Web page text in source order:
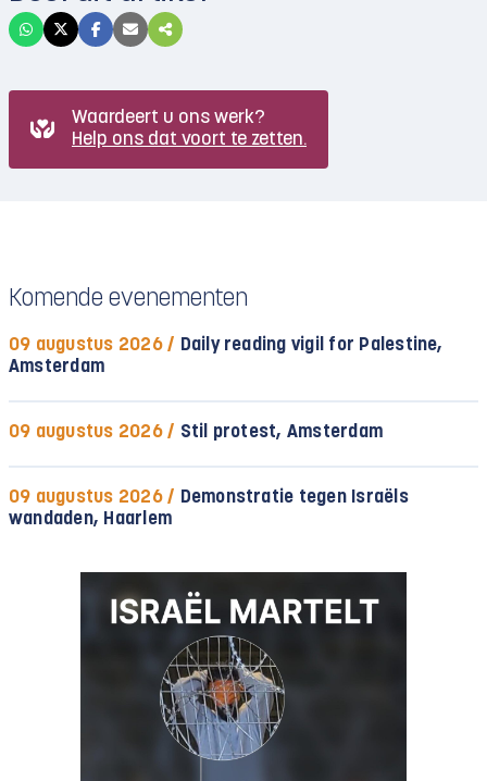
Waardeert u ons werk?
Help ons dat voort te zetten.
Komende evenementen
09 augustus 2026 / Daily reading vigil for Palestine,
Amsterdam
09 augustus 2026 / Stil protest, Amsterdam
09 augustus 2026 / Demonstratie tegen Israëls
wandaden, Haarlem